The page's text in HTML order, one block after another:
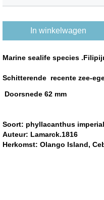
In winkelwagen
Marine sealife species
Schitterende recente zee-
Doorsnede 62 mm
Soort: phyllacanthus
Auteur: Lamarck.1816
Herkomst: Olango Island,